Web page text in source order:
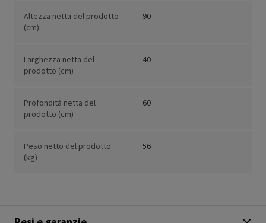
Altezza netta del prodotto
(cm)
90
Larghezza netta del
prodotto (cm)
40
Profondità netta del
prodotto (cm)
60
Peso netto del prodotto
(kg)
56